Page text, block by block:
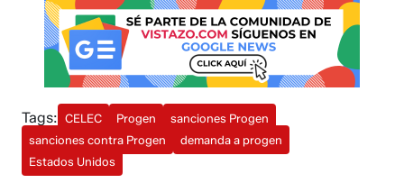
Tags: CELEC Progen
sanciones Progen
sanciones contra Progen
demanda a progen
Estados Unidos